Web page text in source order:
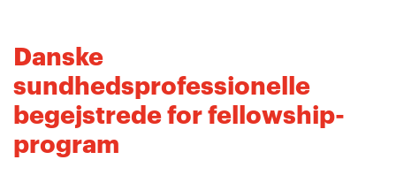
Danske
sundhedsprofessionelle
begejstrede for fellowship-
program